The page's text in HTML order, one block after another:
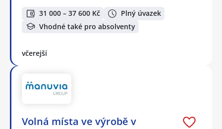
31 000 – 37 600 Kč
Plný úvazek
Vhodné také pro absolventy
včerejší
Volná místa ve výrobě v